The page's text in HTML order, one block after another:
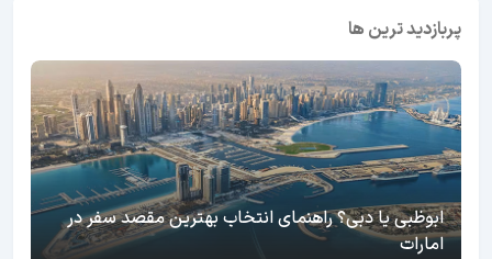
پربازدید ترین ها
ابوظبی یا دبی؟ راهنمای انتخاب بهترین مقصد سفر در
امارات